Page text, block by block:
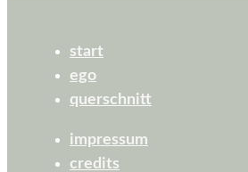
start
ego
querschnitt
impressum
credits